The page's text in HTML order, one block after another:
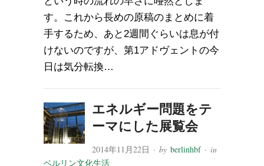
す。これから長めの原稿のまとめに着
手するため、あと2週間ぐらいは息が付
けないのですが、第1アドヴェントの今
日は気分転換…
エネルギー問題をテ
ーマにした展覧会
2014年11月22日 · byberlinhbf· in
ベルリン文化生活